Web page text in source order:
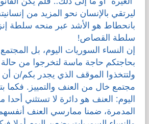
ليرتقي بالإنسان نحو المزيد من
بانحطاط هو الأشد عبر منحه سلطة
سلطة القصاص!
إن النساء السوريات اليوم، بل
بحاجتكم حاجة ماسة لتخرجوا من
ولتتخذوا الموقف الذي يجدر بكم/ن
مجتمع خال من العنف والتمييز. فكما
اليوم: العنف هو دائرة لا تستثني أحدا
المدمرة، ضمنا ممارسي العنف